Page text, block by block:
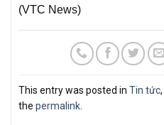
(VTC News)
This entry was posted in Tin tức,
the permalink